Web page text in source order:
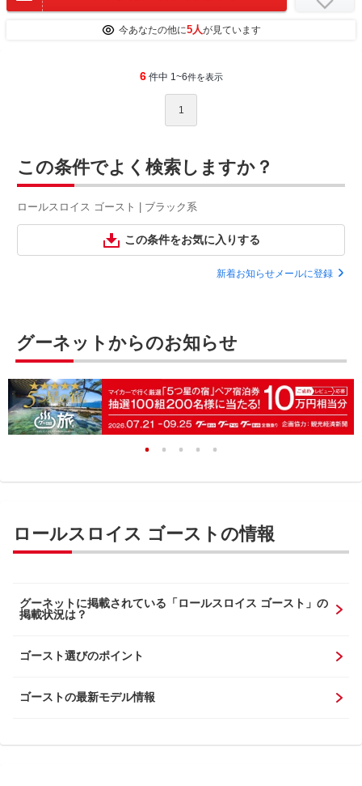
今あなたの他に5人が見ています
6 件中 1~6件を表示
1
この条件でよく検索しますか？
ロールスロイス ゴースト | ブラック系
この条件をお気に入りする
新着お知らせメールに登録
グーネットからのお知らせ
ロールスロイス ゴーストの情報
グーネットに掲載されている「ロールスロイス ゴースト」の
掲載状況は？
ゴースト選びのポイント
ゴーストの最新モデル情報